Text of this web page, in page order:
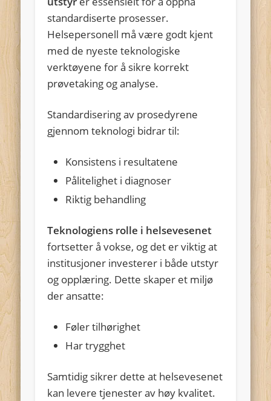
standardiserte prosesser.
Helsepersonell må være godt kjent
med de nyeste teknologiske
verktøyene for å sikre korrekt
prøvetaking og analyse.
Standardisering av prosedyrene
gjennom teknologi bidrar til:
Konsistens i resultatene
Pålitelighet i diagnoser
Riktig behandling
Teknologiens rolle i helsevesenet
fortsetter å vokse, og det er viktig at
institusjoner investerer i både utstyr
og opplæring. Dette skaper et miljø
der ansatte:
Føler tilhørighet
Har trygghet
Samtidig sikrer dette at helsevesenet
kan levere tjenester av høy kvalitet.